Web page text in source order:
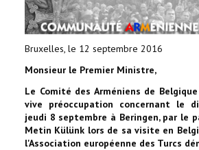
Bruxelles, le 12 septembre 2016
Monsieur le Premier Ministre,
Le Comité des Arméniens de
vive préoccupation concernant le
jeudi 8 septembre à Beringen, par le
Metin Külünk lors de sa visite en
l'Association européenne des Turcs